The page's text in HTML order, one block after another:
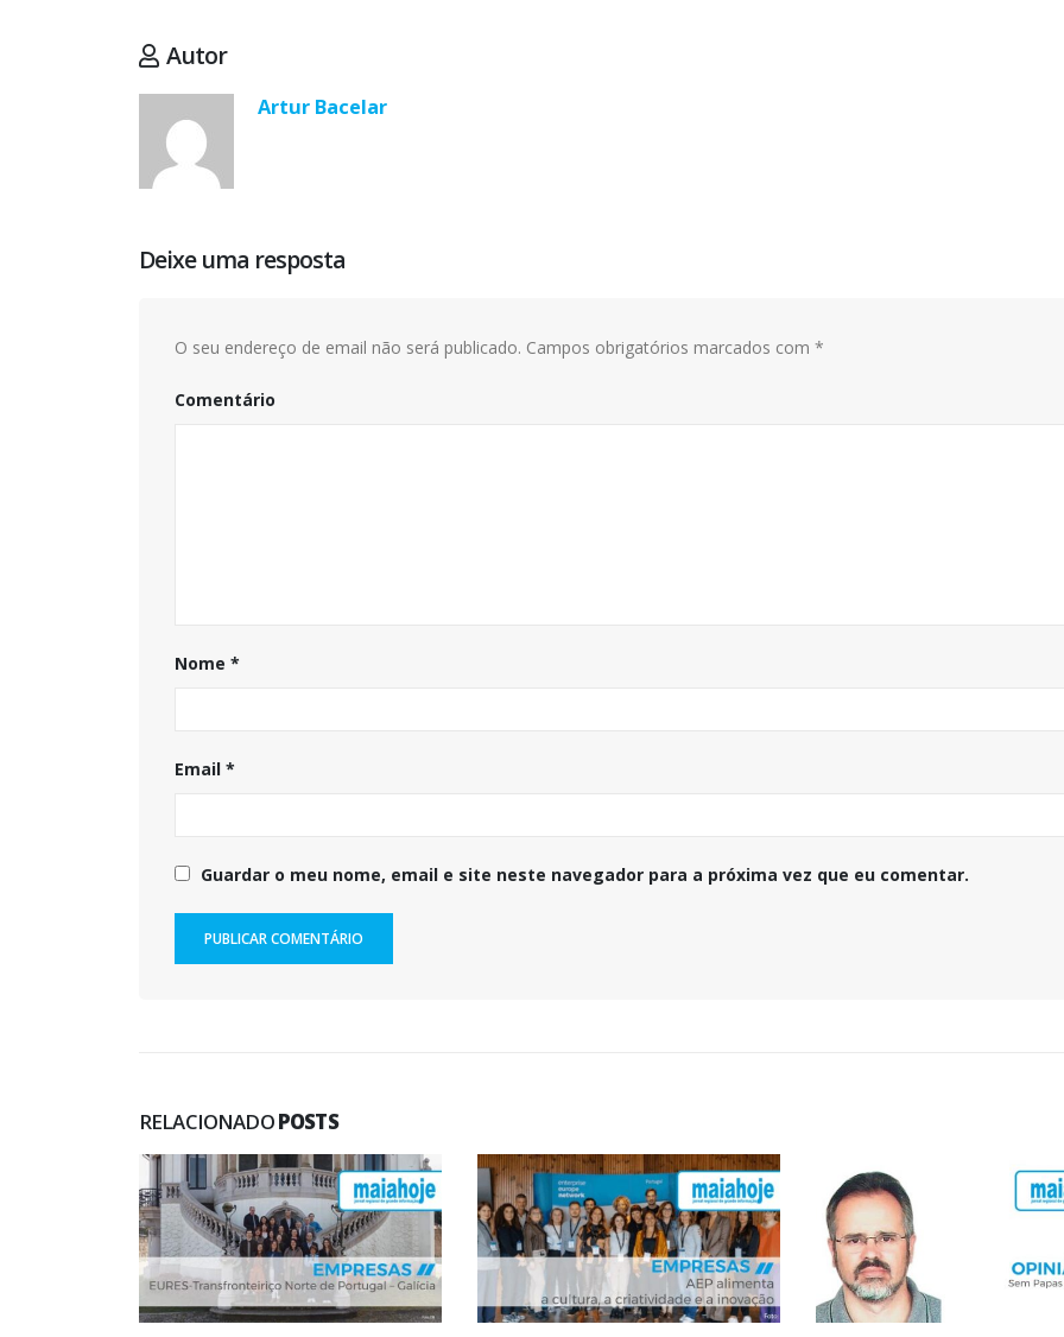
Autor
Artur Bacelar
Deixe uma resposta
O seu endereço de email não será publicado. Campos obrigatórios marcados com *
Comentário
Nome *
Email *
Guardar o meu nome, email e site neste navegador para a próxima vez que eu comentar.
RELACIONADOPOSTS